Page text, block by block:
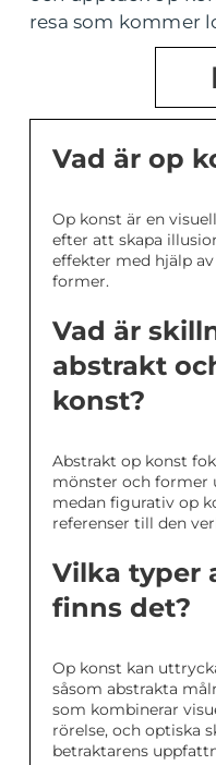
resa som kommer
Vad är op
Op konst är en
efter att skapa
effekter med hjälp
former.
Vad är
abstrakt
konst?
Abstrakt op konst
mönster och former
medan figurativ op
referenser till den
Vilka typer
finns det?
Op konst kan
såsom abstrakta
som kombinerar
rörelse, och optiska
betraktarens